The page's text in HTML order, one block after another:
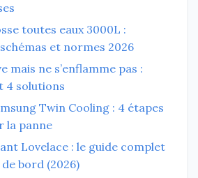
toutes eaux 3000L :
et normes 2026
mais ne s’enflamme pas :
4 solutions
Twin Cooling : 4 étapes
la panne
Lovelace : le guide complet
bord (2026)